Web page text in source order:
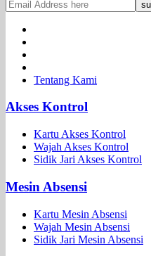
Tentang Kami
Akses Kontrol
Kartu Akses Kontrol
Wajah Akses Kontrol
Sidik Jari Akses Kontrol
Mesin Absensi
Kartu Mesin Absensi
Wajah Mesin Absensi
Sidik Jari Mesin Absensi